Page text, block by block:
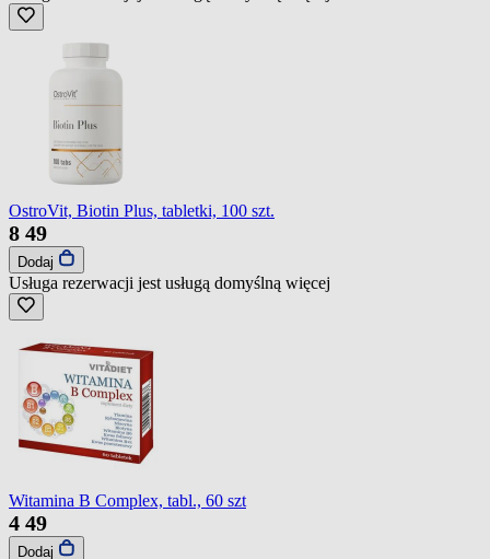
OstroVit, Biotin Plus, tabletki, 100 szt.
8 49
Dodaj
Usługa rezerwacji jest usługą domyślną więcej
Witamina B Complex, tabl., 60 szt
4 49
Dodaj